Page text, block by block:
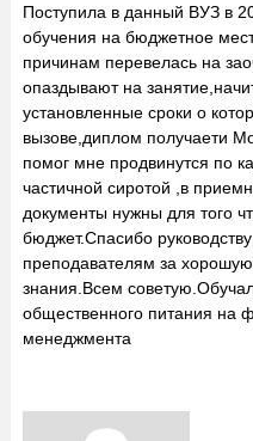
Поступила в данный ВУЗ в
обучения на бюджетное
причинам перевелась на
опаздывают на
установленные сроки о
вызове,диплом получаети
помог мне продвинутся по
частичной сиротой ,в
документы нужны для того
бюджет.Спасибо
преподавателям за
знания.Всем
общественного питания на
менеджмента